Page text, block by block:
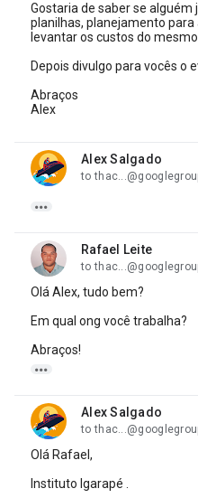
Gostaria de saber se alguém
planilhas, planejamento
levantar os custos do mesmo.
Depois divulgo para vocês o
Abraços
Alex
Alex Salgado
unread,
to

Rafael Leite
unread,
to
Olá Alex, tudo bem?
Em qual ong você trabalha?
Abraços!

Alex Salgado
unread,
to
Olá Rafael,
Instituto Igarapé .